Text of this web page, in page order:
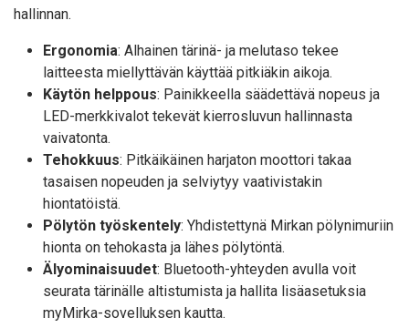
hallinnan.
Ergonomia: Alhainen tärinä- ja melutaso tekee
laitteesta miellyttävän käyttää pitkiäkin aikoja.
Käytön helppous: Painikkeella säädettävä nopeus ja
LED-merkkivalot tekevät kierrosluvun hallinnasta
vaivatonta.
Tehokkuus: Pitkäikäinen harjaton moottori takaa
tasaisen nopeuden ja selviytyy vaativistakin
hiontatöistä.
Pölytön työskentely: Yhdistettynä Mirkan pölynimuriin
hionta on tehokasta ja lähes pölytöntä.
Älyominaisuudet: Bluetooth-yhteyden avulla voit
seurata tärinälle altistumista ja hallita lisäasetuksia
myMirka-sovelluksen kautta.